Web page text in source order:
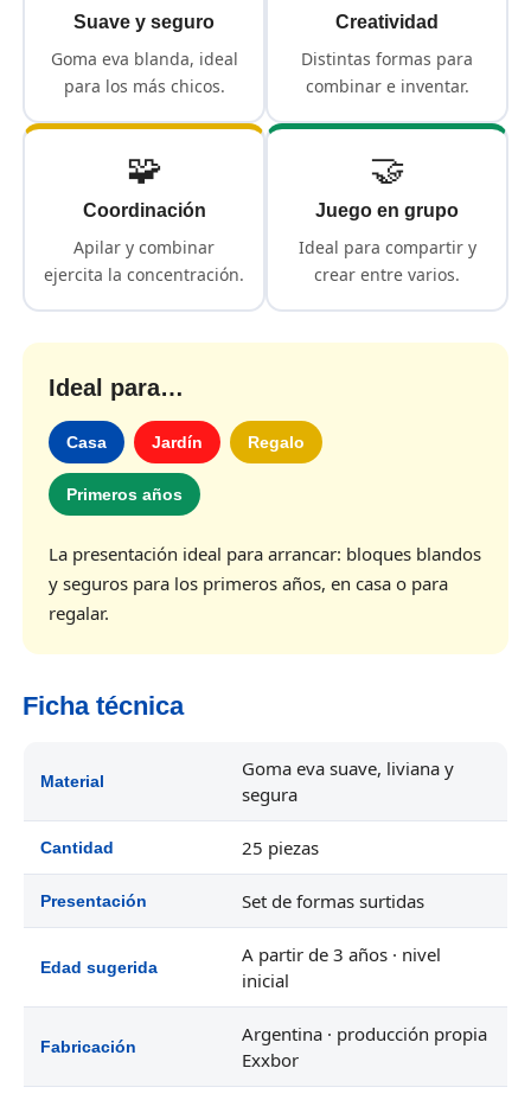
Suave y seguro
Goma eva blanda, ideal
para los más chicos.
Creatividad
Distintas formas para
combinar e inventar.
🧩
Coordinación
Apilar y combinar
ejercita la concentración.
🤝
Juego en grupo
Ideal para compartir y
crear entre varios.
Ideal para…
Casa Jardín Regalo
Primeros años
La presentación ideal para arrancar: bloques blandos
y seguros para los primeros años, en casa o para
regalar.
Ficha técnica
Material
Goma eva suave, liviana y
segura
Cantidad 25 piezas
Presentación Set de formas surtidas
Edad sugerida
A partir de 3 años · nivel
inicial
Fabricación
Argentina · producción propia
Exxbor